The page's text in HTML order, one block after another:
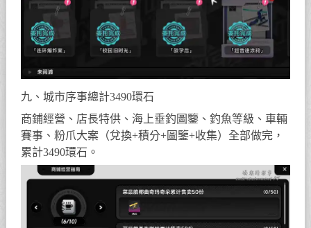
九、城市序事總計3490環石
商鋪經營、店長特供、海上垂釣圖鑒、釣魚等級、車輛
賽事、粉爪大案（兌換+積分+圖鑒+收集）全部做完，
累計3490環石。